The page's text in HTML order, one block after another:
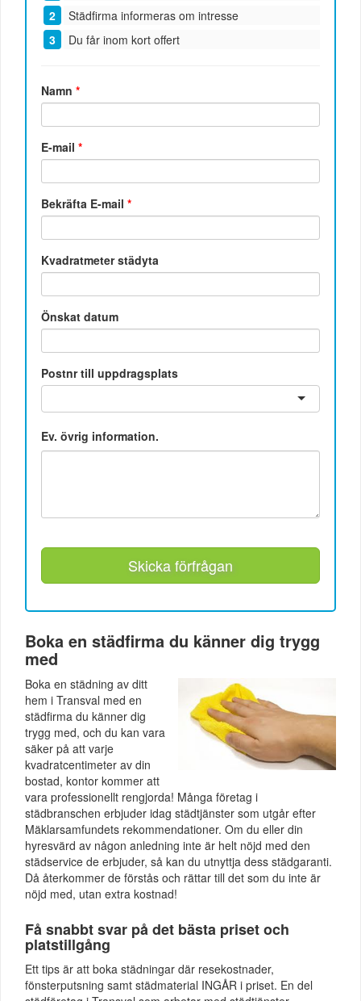
Städfirma informeras om intresse
Du får inom kort offert
Namn*
E-mail*
Bekräfta E-mail*
Kvadratmeter städyta
Önskat datum
Postnr till uppdragsplats
Ev. övrig information.
Skicka förfrågan
Boka en städfirma du känner dig trygg
med
Boka en städning av ditt
hem i Transval med en
städfirma du känner dig
trygg med, och du kan vara
säker på att varje
kvadratcentimeter av din
bostad, kontor kommer att
vara professionellt rengjorda! Många företag i
städbranschen erbjuder idag städtjänster som utgår efter
Mäklarsamfundets rekommendationer. Om du eller din
hyresvärd av någon anledning inte är helt nöjd med den
städservice de erbjuder, så kan du utnyttja dess städgaranti.
Då återkommer de förstås och rättar till det som du inte är
nöjd med, utan extra kostnad!
Få snabbt svar på det bästa priset och
platstillgång
Ett tips är att boka städningar där resekostnader,
fönsterputsning samt städmaterial INGÅR i priset. En del